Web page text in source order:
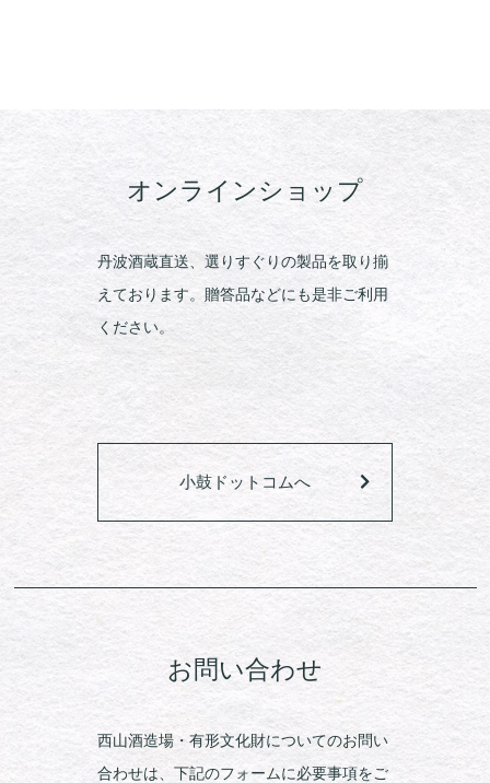
オンラインショップ
丹波酒蔵直送、選りすぐりの製品を取り揃
えております。贈答品などにも是非ご利用
ください。
小鼓ドットコムへ
お問い合わせ
西山酒造場・有形文化財についてのお問い
合わせは、下記のフォームに必要事項をご